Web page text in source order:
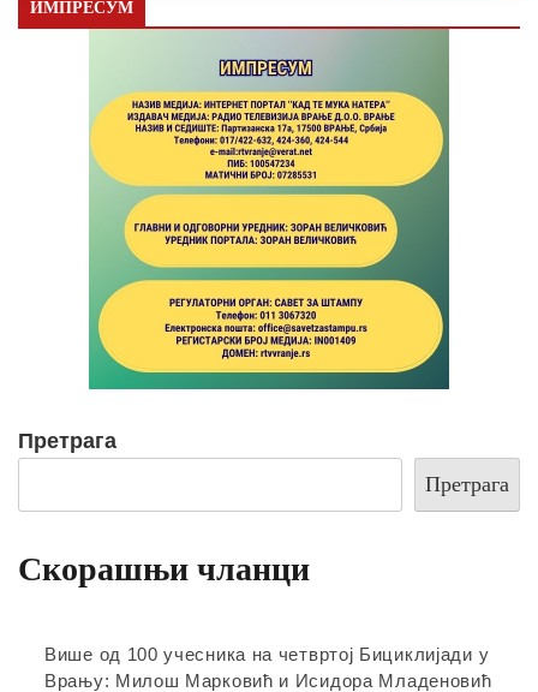
ИМПРЕСУМ
Претрага
Претрага
Скорашњи чланци
Више од 100 учесника на четвртој Бициклијади у
Врању: Милош Марковић и Исидора Младеновић